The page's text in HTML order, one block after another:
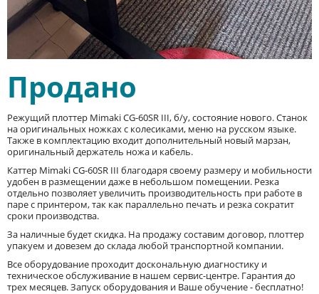
Продано
Режущий плоттер Mimaki CG-60SR III, б/у, состояние нового. Станок
на оригинальных ножках с колесиками, меню на русском языке.
Также в комплектацию входит дополнительный новый марзан,
оригинальный держатель ножа и кабель.
Каттер Mimaki CG-60SR III благодаря своему размеру и мобильности
удобен в размещении даже в небольшом помещении. Резка
отдельно позволяет увеличить производительность при работе в
паре с принтером, так как параллельно печать и резка сократит
сроки производства.
За наличные будет скидка. На продажу составим договор, плоттер
упакуем и довезем до склада любой транспортной компании.
Все оборудование проходит доскональную диагностику и
техническое обслуживание в нашем сервис-центре. Гарантия до
трех месяцев. Запуск оборудования и Ваше обучение - бесплатно!